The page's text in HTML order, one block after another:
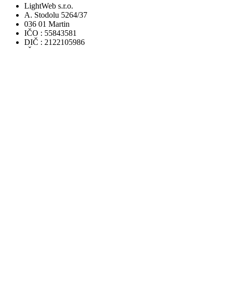
LightWeb s.r.o.
A. Stodolu 5264/37
036 01 Martin
IČO : 55843581
DIČ : 2122105986